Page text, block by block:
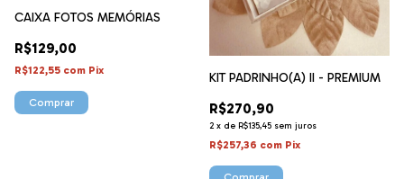
CAIXA FOTOS MEMÓRIAS
R$129,00
R$122,55 com Pix KIT PADRINHO(A) II - PREMIUM
R$270,90
2 x de R$135,45 sem juros
R$257,36 com Pix